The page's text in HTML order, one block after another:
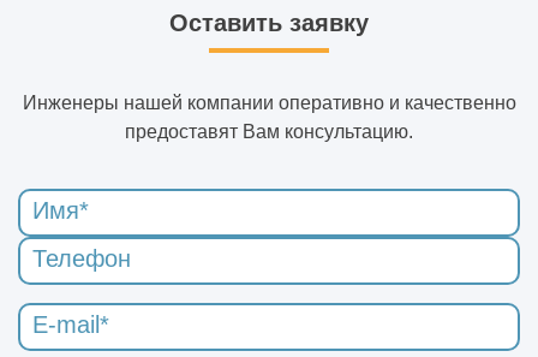
Оставить заявку
Инженеры нашей компании оперативно и качественно
предоставят Вам консультацию.